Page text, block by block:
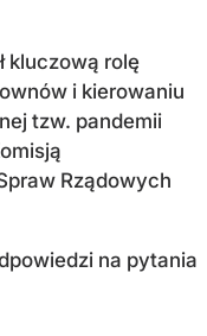
kluczową rolę
i kierowaniu
tzw. pandemii
Rządowych
na pytania